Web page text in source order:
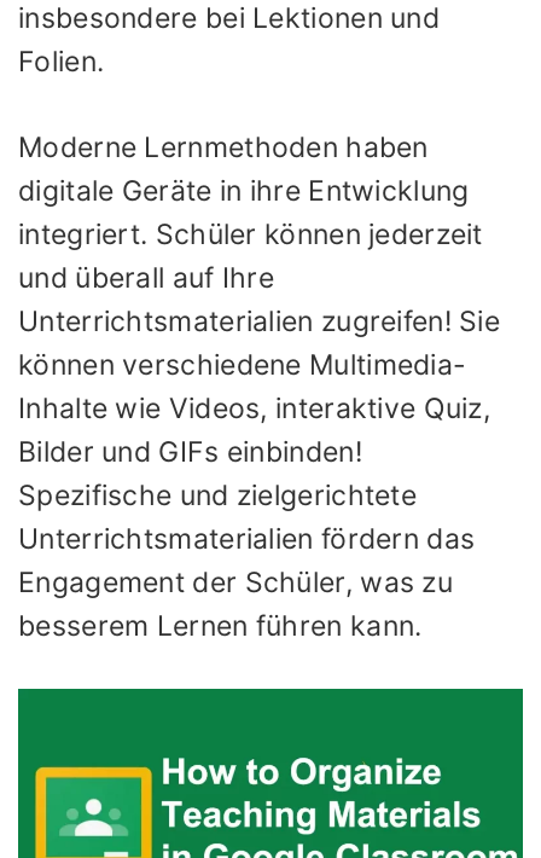
insbesondere bei Lektionen und
Folien.
Moderne Lernmethoden haben
digitale Geräte in ihre Entwicklung
integriert. Schüler können jederzeit
und überall auf Ihre
Unterrichtsmaterialien zugreifen! Sie
können verschiedene Multimedia-
Inhalte wie Videos, interaktive Quiz,
Bilder und GIFs einbinden!
Spezifische und zielgerichtete
Unterrichtsmaterialien fördern das
Engagement der Schüler, was zu
besserem Lernen führen kann.